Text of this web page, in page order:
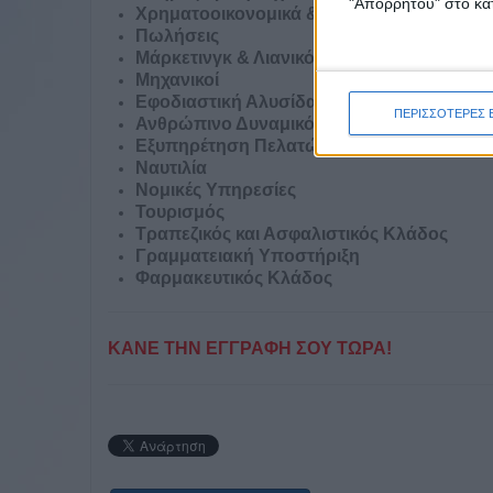
ΠΕΡΙΣΣΟΤΕΡΕΣ
Χρηματοοικονομικά & Λογιστική
Πωλήσεις
Μάρκετινγκ & Λιανικό Εμπόριο
Μηχανικοί
Εφοδιαστική Αλυσίδα & Αποθήκη
Ανθρώπινο Δυναμικό
Εξυπηρέτηση Πελατών
Ναυτιλία
Νομικές Υπηρεσίες
Τουρισμός
Τραπεζικός και Ασφαλιστικός Κλάδος
Γραμματειακή Υποστήριξη
Φαρμακευτικός Κλάδος
ΚΑΝΕ ΤΗΝ ΕΓΓΡΑΦΗ ΣΟΥ ΤΩΡΑ!